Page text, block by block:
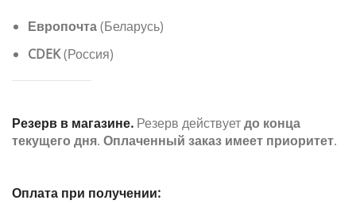
Европочта(Беларусь)
CDEK(Россия)
Резерв в магазине. Резерв действуетдо конца
текущего дня. Оплаченный заказ имеет приоритет.
Оплата при получении: